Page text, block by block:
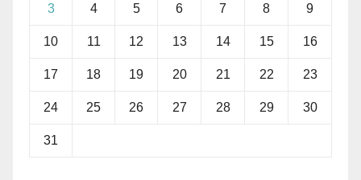
3 4 5 6 7 8 9
10 11 12 13 14 15 16
17 18 19 20 21 22 23
24 25 26 27 28 29 30
31